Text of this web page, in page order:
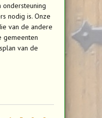
nodig is. Onze
van de andere
gemeenten
van de